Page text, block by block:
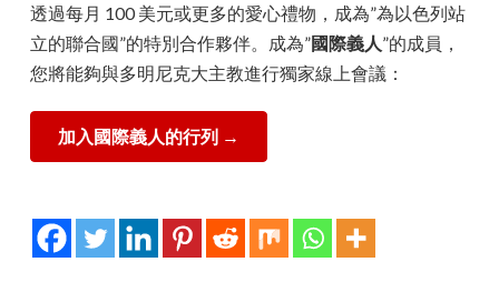
透過每月 100 美元或更多的愛心禮物，成為”為以色列站
立的聯合國”的特別合作夥伴。成為”國際義人 ”的成員，
您將能夠與多明尼克大主教進行獨家線上會議：
加入國際義人的行列→